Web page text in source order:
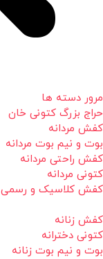
مرور دسته ها
حراج بزرگ کتونی خان
کفش مردانه
بوت و نیم بوت مردانه
کفش راحتی مردانه
کتونی مردانه
کفش کلاسیک و رسمی
کفش زنانه
کتونی دخترانه
بوت و نیم بوت زنانه